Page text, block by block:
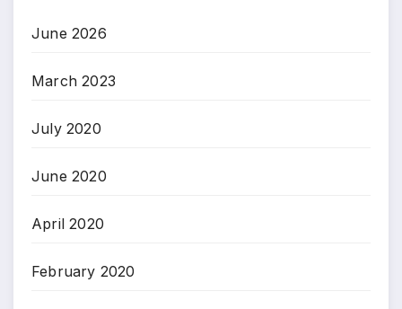
June 2026
March 2023
July 2020
June 2020
April 2020
February 2020